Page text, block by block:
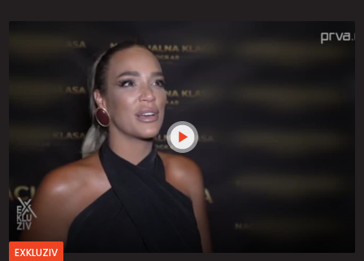
EXKLUZIV